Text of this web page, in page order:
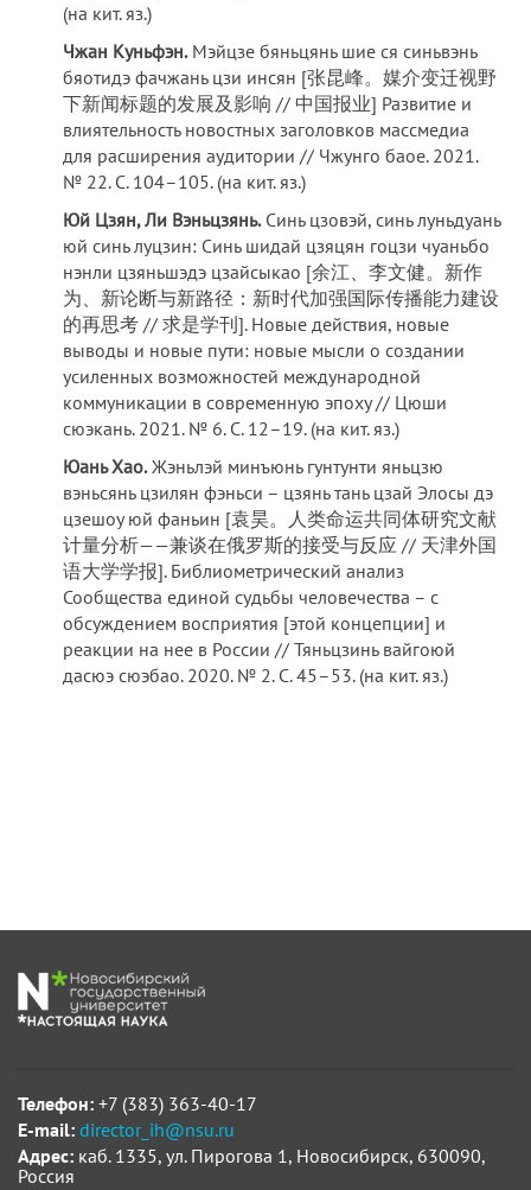
(на кит. яз.)
Чжан Куньфэн.Мэйцзе бяньцянь шие ся синьвэнь
бяотидэ фачжань цзи инсян [张昆峰。媒介变迁视野
下新闻标题的发展及影响 // 中国报业] Развитие и
влиятельность новостных заголовков массмедиа
для расширения аудитории // Чжунго баое. 2021.
№ 22. C. 104–105. (на кит. яз.)
Юй Цзян, Ли Вэньцзянь.Синь цзовэй, синь луньдуань
юй синь луцзин: Синь шидай цзяцян гоцзи чуаньбо
нэнли цзяньшэдэ цзайсыкао [余江、李文健。新作
为、新论断与新路径：新时代加强国际传播能力建设
的再思考 // 求是学刊]. Новые действия, новые
выводы и новые пути: новые мысли о создании
усиленных возможностей международной
коммуникации в современную эпоху // Цюши
сюэкань. 2021. № 6. С. 12–19. (на кит. яз.)
Юань Хао.Жэньлэй минъюнь гунтунти яньцзю
вэньсянь цзилян фэньси – цзянь тань цзай Элосы дэ
цзешоу юй фаньин [袁昊。人类命运共同体研究文献
计量分析——兼谈在俄罗斯的接受与反应 // 天津外国
语大学学报]. Библиометрический анализ
Сообщества единой судьбы человечества – с
обсуждением восприятия [этой концепции] и
реакции на нее в России // Тяньцзинь вайгоюй
дасюэ сюэбао. 2020. № 2. С. 45–53. (на кит. яз.)
Телефон: +7 (383) 363-40-17
E-mail: director_ih@nsu.ru
Адрес: каб. 1335, ул. Пирогова 1, Новосибирск, 630090,
Россия